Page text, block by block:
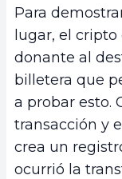
Para
lugar, el
donante al
billetera que
a probar esto.
transacción y
crea un
ocurrió la